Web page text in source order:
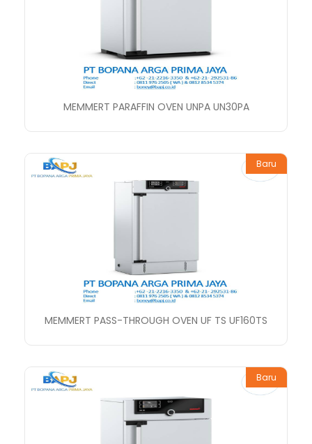
MEMMERT PARAFFIN OVEN UNPA UN30PA
Baru
MEMMERT PASS-THROUGH OVEN UF TS UF160TS
Baru